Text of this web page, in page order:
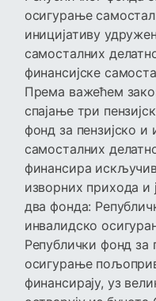
осигурање
иницијативу
самосталних
финансијске
Према важећем
спајање три
фонд за пензијско
самосталних
финансира
изворних прихода и
два фонда:
инвалидско
Републички фонд
осигурање
финансирају, уз